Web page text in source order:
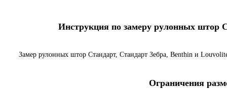
Инструкция по замеру рулонных штор
Замер рулонных штор Стандарт, Стандарт Зебра, Benthin и
Ограничения